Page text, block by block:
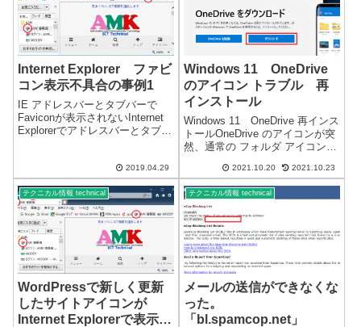
Internet Explorer ファビ
コン表示不具合の事例1
IE アドレスバーとタブバーで
Faviconが表示されないInternet
Explorerでアドレスバーとタブバ
項目ではFaviconが表示されま
す。以前から、Interne...
2019.04.29
Windows 11 OneDrive
のアイコン トラブル 再
インストール
Windows 11 OneDrive 再インス
トールOneDrive のアイコンが突
然、通常の フォルダ アイコン
数のパソコンで確認Windows 11
インストール時には、正常なア
イコンでした。...
2021.10.20 2021.10.23
テクニカル情報 technical
WordPressで新しく更新
したサイトアイコンが
Internet Explorerで表示さ
テクニカル情報 technical
メールの送信ができなくな
った。
「bl.spamcop.net」